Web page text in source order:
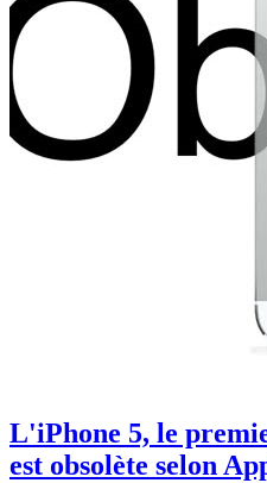
L'iPhone 5, le
est obsolète selon